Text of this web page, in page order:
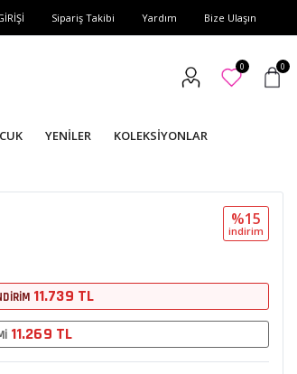
Sipariş Takibi Yardım Bize Ulaşın
0 0
YENİLER KOLEKSİYONLAR
%15
i̇ndi̇ri̇m
11.739 TL
11.269 TL